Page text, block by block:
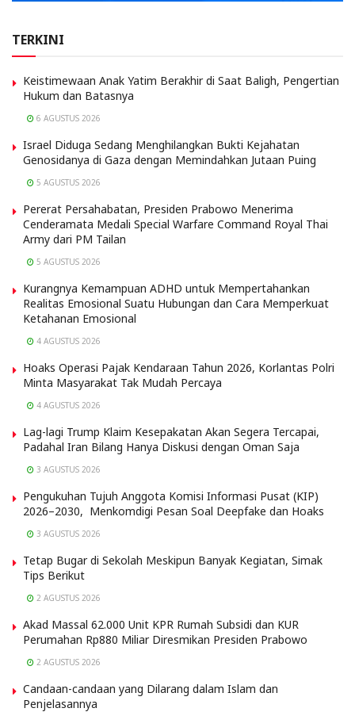
TERKINI
Keistimewaan Anak Yatim Berakhir di Saat Baligh, Pengertian
Hukum dan Batasnya
6 AGUSTUS 2026
Israel Diduga Sedang Menghilangkan Bukti Kejahatan
Genosidanya di Gaza dengan Memindahkan Jutaan Puing
5 AGUSTUS 2026
Pererat Persahabatan, Presiden Prabowo Menerima
Cenderamata Medali Special Warfare Command Royal Thai
Army dari PM Tailan
5 AGUSTUS 2026
Kurangnya Kemampuan ADHD untuk Mempertahankan
Realitas Emosional Suatu Hubungan dan Cara Memperkuat
Ketahanan Emosional
4 AGUSTUS 2026
Hoaks Operasi Pajak Kendaraan Tahun 2026, Korlantas Polri
Minta Masyarakat Tak Mudah Percaya
4 AGUSTUS 2026
Lag-lagi Trump Klaim Kesepakatan Akan Segera Tercapai,
Padahal Iran Bilang Hanya Diskusi dengan Oman Saja
3 AGUSTUS 2026
Pengukuhan Tujuh Anggota Komisi Informasi Pusat (KIP)
2026–2030, Menkomdigi Pesan Soal Deepfake dan Hoaks
3 AGUSTUS 2026
Tetap Bugar di Sekolah Meskipun Banyak Kegiatan, Simak
Tips Berikut
2 AGUSTUS 2026
Akad Massal 62.000 Unit KPR Rumah Subsidi dan KUR
Perumahan Rp880 Miliar Diresmikan Presiden Prabowo
2 AGUSTUS 2026
Candaan-candaan yang Dilarang dalam Islam dan
Penjelasannya